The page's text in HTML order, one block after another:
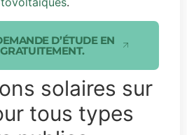
D’ÉTUDE EN
solaires sur
tous types